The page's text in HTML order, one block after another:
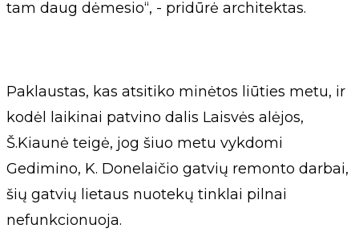
tam daug dėmesio“, - pridūrė architektas.
Paklaustas, kas atsitiko minėtos liūties metu, ir
kodėl laikinai patvino dalis Laisvės alėjos,
Š.Kiaunė teigė, jog šiuo metu vykdomi
Gedimino, K. Donelaičio gatvių remonto darbai,
šių gatvių lietaus nuotekų tinklai pilnai
nefunkcionuoja.